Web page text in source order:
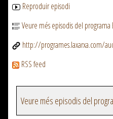
Reproduir episodi
Veure més episodis del
http://programes.laxarxa.com/
RSS feed